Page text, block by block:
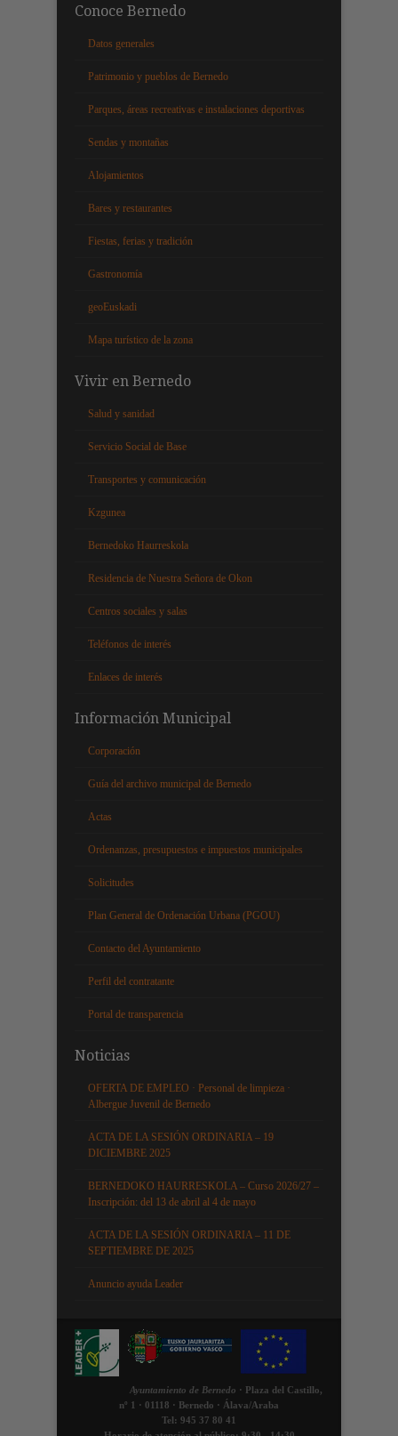
Conoce Bernedo
Datos generales
Patrimonio y pueblos de Bernedo
Parques, áreas recreativas e instalaciones deportivas
Sendas y montañas
Alojamientos
Bares y restaurantes
Fiestas, ferias y tradición
Gastronomía
geoEuskadi
Mapa turístico de la zona
Vivir en Bernedo
Salud y sanidad
Servicio Social de Base
Transportes y comunicación
Kzgunea
Bernedoko Haurreskola
Residencia de Nuestra Señora de Okon
Centros sociales y salas
Teléfonos de interés
Enlaces de interés
Información Municipal
Corporación
Guía del archivo municipal de Bernedo
Actas
Ordenanzas, presupuestos e impuestos municipales
Solicitudes
Plan General de Ordenación Urbana (PGOU)
Contacto del Ayuntamiento
Perfil del contratante
Portal de transparencia
Noticias
OFERTA DE EMPLEO · Personal de limpieza ·
Albergue Juvenil de Bernedo
ACTA DE LA SESIÓN ORDINARIA – 19
DICIEMBRE 2025
BERNEDOKO HAURRESKOLA – Curso 2026/27 –
Inscripción: del 13 de abril al 4 de mayo
ACTA DE LA SESIÓN ORDINARIA – 11 DE
SEPTIEMBRE DE 2025
Anuncio ayuda Leader
Ayuntamiento de Bernedo · Plaza del Castillo,
nº 1 · 01118 · Bernedo · Álava/Araba
Tel: 945 37 80 41